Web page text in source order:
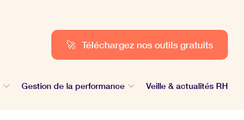
🚀 Téléchargez nos outils gratuits
Gestion de la performance Veille & actualités RH